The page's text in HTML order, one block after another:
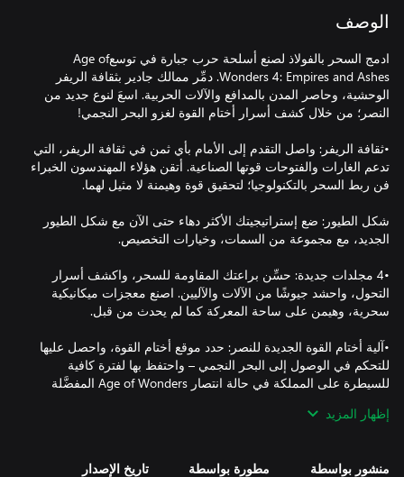
الوصف
ادمج السحر بالفولاذ لصنع أسلحة حرب جبارة في توسعAge of
Wonders 4: Empires and Ashes. دمِّر ممالك جادير بثقافة الريفر
الوحشية، وحاصر المدن بالمدافع والآلات الحربية. اسعَ لنوع جديد من
•ثقافة الريفر: واصل التقدم إلى الأمام بأي ثمن في ثقافة الريفر، التي
تدعم الغارات والفتوحات قوتها الصناعية. أتقن هؤلاء المهندسون الخبراء
شكل الطيور: ضع إستراتيجيتك الأكثر دهاء حتى الآن مع شكل الطيور
•4 مجلدات جديدة: حسِّن براعتك المقاومة للسحر، واكشف أسرار
التحول، واحشد جيوشًا من الآلات والآليين. اصنع معجزات ميكانيكية
•آلية أختام القوة الجديدة للنصر: حدد موقع أختام القوة، واحصل عليها
للتحكم في الوصول إلى البحر النجمي – واحتفظ بها لفترة كافية
للسيطرة على المملكة في حالة انتصار Age of Wonders المفضَّلة
إظهار المزيد
منشور بواسطة مطورة بواسطة تاريخ الإصدار